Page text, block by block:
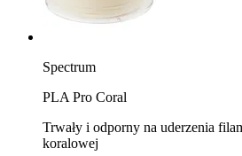
Spectrum
PLA Pro Coral
Trwały i odporny na uderzenia
koralowej